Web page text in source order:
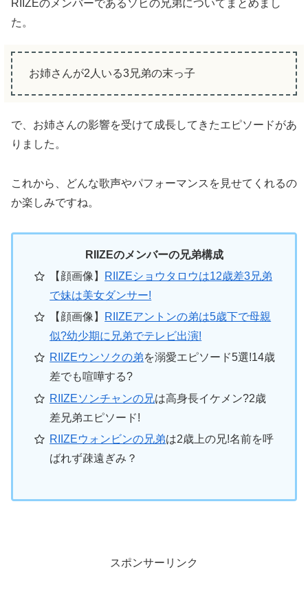
RIIZEのメンバーであるソヒの兄弟についてまとめまし
た。
お姉さんが2人いる3兄弟の末っ子
で、お姉さんの影響を受けて成長してきたエピソードがあ
りました。
これから、どんな歌声やパフォーマンスを見せてくれるの
か楽しみですね。
RIIZEのメンバーの兄弟構成
【顔画像】
RIIZEショウタロウは12歳差3兄弟
で妹は美女ダンサー!
【顔画像】
RIIZEアントンの弟は5歳下で母親
似?幼少期に兄弟でテレビ出演!
RIIZEウンソクの弟を溺愛エピソード5選!14歳
差でも喧嘩する?
RIIZEソンチャンの兄は高身長イケメン?2歳
差兄弟エピソード!
RIIZEウォンビンの兄弟は2歳上の兄!名前を呼
ばれず疎遠ぎみ？
スポンサーリンク